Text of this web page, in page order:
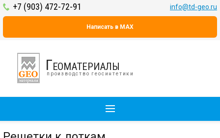
+7 (903) 472-72-91 info@td-geo.ru
Написать в MAX
Геоматериалы
производство геосинтетики